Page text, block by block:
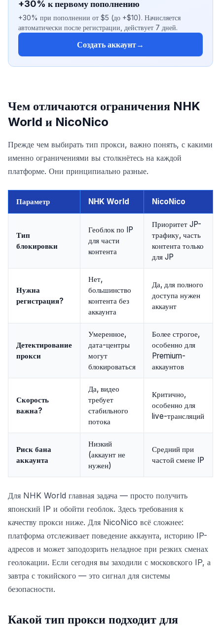
+30% к первому пополнению
+30% при пополнении от $5 (до +$10). Начисляется
автоматически после регистрации, действует 7 дней.
Создать аккаунт→
Чем отличаются ограничения NHK
World и NicoNico
Прежде чем выбирать тип прокси, важно понять, с какими
именно ограничениями вы столкнётесь на каждой
платформе. Они принципиально разные.
Параметр NHK World NicoNico
Тип
блокировки
Геоблок по IP
для части
контента
Приоритет JP-
трафику, часть
контента только
для JP
Нужна
регистрация?
Нет,
большинство
контента без
аккаунта
Да, для полного
доступа нужен
аккаунт
Детектирование
прокси
Умеренное,
дата-центры
могут
блокироваться
Более строгое,
особенно для
Premium-
аккаунтов
Скорость
важна?
Да, видео
требует
стабильного
потока
Критично,
особенно для
live-трансляций
Риск бана
аккаунта
Низкий
(аккаунт не
нужен)
Средний при
частой смене IP
Для NHK World главная задача — просто получить
японский IP и обойти геоблок. Здесь требования к
качеству прокси ниже. Для NicoNico всё сложнее:
платформа отслеживает поведение аккаунта, историю IP-
адресов и может заподозрить неладное при резких сменах
геолокации. Если сегодня вы заходили с московского IP, а
завтра с токийского — это сигнал для системы
безопасности.
Какой тип прокси подходит для